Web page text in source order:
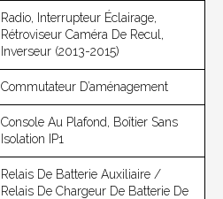
Radio, Interrupteur Éclairage,
Rétroviseur Caméra De Recul,
Inverseur (2013-2015)
Commutateur D’aménagement
Console Au Plafond, Boîtier Sans
Isolation IP1
Relais De Batterie Auxiliaire /
Relais De Chargeur De Batterie De